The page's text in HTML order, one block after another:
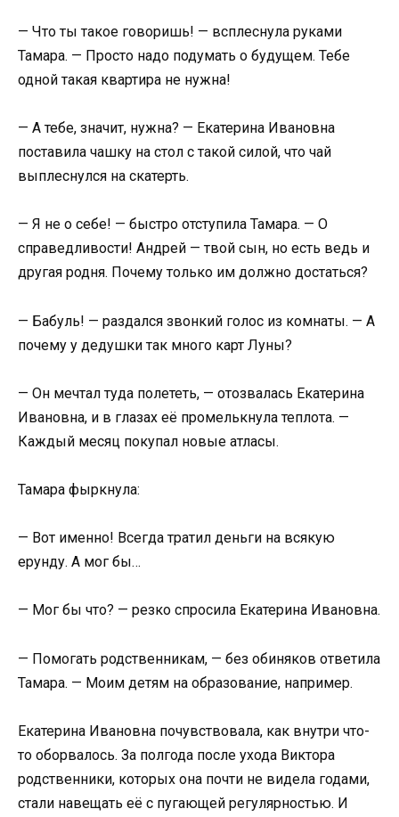
— Что ты такое говоришь! — всплеснула руками
Тамара. — Просто надо подумать о будущем. Тебе
одной такая квартира не нужна!
— А тебе, значит, нужна? — Екатерина Ивановна
поставила чашку на стол с такой силой, что чай
выплеснулся на скатерть.
— Я не о себе! — быстро отступила Тамара. — О
справедливости! Андрей — твой сын, но есть ведь и
другая родня. Почему только им должно достаться?
— Бабуль! — раздался звонкий голос из комнаты. — А
почему у дедушки так много карт Луны?
— Он мечтал туда полететь, — отозвалась Екатерина
Ивановна, и в глазах её промелькнула теплота. —
Каждый месяц покупал новые атласы.
Тамара фыркнула:
— Вот именно! Всегда тратил деньги на всякую
ерунду. А мог бы…
— Мог бы что? — резко спросила Екатерина Ивановна.
— Помогать родственникам, — без обиняков ответила
Тамара. — Моим детям на образование, например.
Екатерина Ивановна почувствовала, как внутри что-
то оборвалось. За полгода после ухода Виктора
родственники, которых она почти не видела годами,
стали навещать её с пугающей регулярностью. И